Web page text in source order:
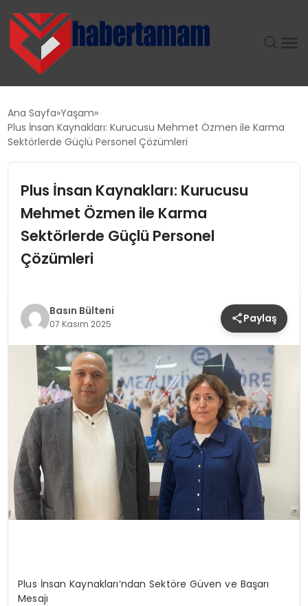
TEKNOLOJI
SAĞLIK
EKONOMI
SIYASET
EĞITIM
YAŞAM
Ana Sayfa Yaşam
Plus İnsan Kaynakları: Kurucusu Mehmet Özmen ile Karma
Sektörlerde Güçlü Personel Çözümleri
Plus İnsan Kaynakları: Kurucusu
Mehmet Özmen ile Karma
Sektörlerde Güçlü Personel
Çözümleri
Basın Bülteni
07 Kasım 2025 Paylaş
Plus İnsan Kaynakları’ndan Sektöre Güven ve Başarı
Mesajı